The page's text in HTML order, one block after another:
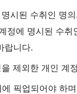
시된 수취인 명
정에 명시된 수
랍니다.
제외한 개인 계
픽업되어야 하